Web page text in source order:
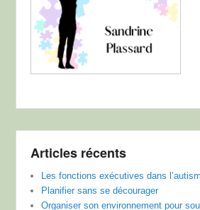
Articles récents
Les fonctions exécutives dans
Planifier sans se décourager
Organiser son environnement pour